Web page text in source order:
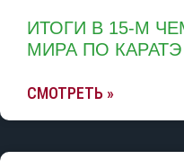
ИТОГИ В 15-М
МИРА ПО КАРАТЭ
СМОТРЕТЬ »